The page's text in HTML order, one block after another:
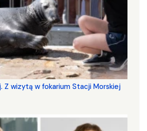
Z wizytą w fokarium Stacji Morskiej